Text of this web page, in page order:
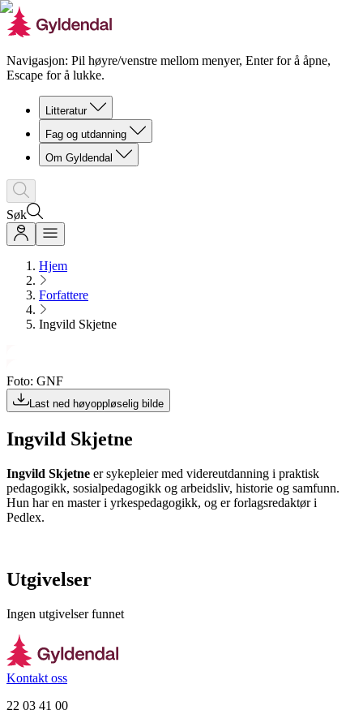
Navigasjon: Pil høyre/venstre mellom menyer, Enter for å åpne,
Escape for å lukke.
Litteratur
Fag og utdanning
Om Gyldendal
Søk
Hjem
Forfattere
Ingvild Skjetne
Foto: GNF
Last ned høyoppløselig bilde
Ingvild Skjetne
Ingvild Skjetne er sykepleier med videreutdanning i praktisk
pedagogikk, sosialpedagogikk og arbeidsliv, historie og samfunn.
Hun har en master i yrkespedagogikk, og er forlagsredaktør i
Pedlex.
Utgivelser
Ingen utgivelser funnet
Kontakt oss
22 03 41 00